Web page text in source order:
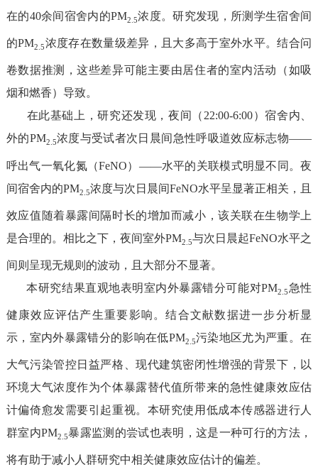
在的40余间宿舍内的PM2.5浓度。研究发现，所测学生宿舍间
的PM2.5浓度存在数量级差异，且大多高于室外水平。结合问
卷数据推测，这些差异可能主要由居住者的室内活动（如吸
烟和燃香） 导致。
在此基础上 ，研究还发现，夜间（ 22:00-6:00）宿舍内
外的PM2.5浓度与受试者次日 晨间 急性呼吸道效应标志物——
呼出气一氧化氮（FeNO） ——水平的关联模式明显不同。夜
间宿舍内的PM2.5浓度与次日 晨间FeNO水平呈 显著正相关，且
效应值随着暴露间隔时长的增加而减小 ，该关联在生物学上
是合理的。相比之下，夜间室外PM2.5与次日晨起FeNO水平之
间 则呈现无规则 的波动 ，且大部分不显著。
本研究结果直观地表明室内外暴露错分可能对PM2.5 急性
健康效应评估产生重要影响。结合文献数据进一步分析显
示，室内外暴露错分的影响在低PM2.5污染地区尤为严重。在
大气污染管控日益严格、现代建筑密闭性增强的背景下 ， 以
环境大气浓度作为个体暴露替代值所带来的急性健康效应估
计偏倚愈发需要引起重视。 本研究使用 低成本传感器进行人
群室内PM2.5暴露监测 的尝试也表明，这是一种可行的方法 ，
将有助于减小人群研究中相关健康效应估计的偏差。